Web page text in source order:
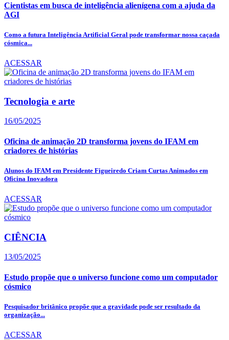
Cientistas em busca de inteligência alienígena com a ajuda da
AGI
Como a futura Inteligência Artificial Geral pode transformar nossa caçada
cósmica...
ACESSAR
Tecnologia e arte
16/05/2025
Oficina de animação 2D transforma jovens do IFAM em
criadores de histórias
Alunos do IFAM em Presidente Figueiredo Criam Curtas Animados em
Oficina Inovadora
ACESSAR
CIÊNCIA
13/05/2025
Estudo propõe que o universo funcione como um computador
cósmico
Pesquisador britânico propõe que a gravidade pode ser resultado da
organização...
ACESSAR